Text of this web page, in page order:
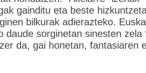
gainditu eta beste
bilkurak adierazteko.
daude sorginetan sinesten zela
da, gai honetan, fantasiaren